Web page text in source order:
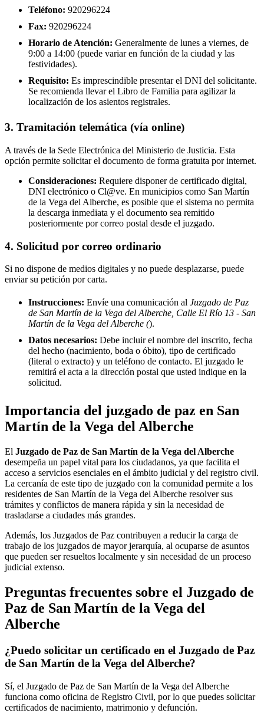
Teléfono: 920296224
Fax: 920296224
Horario de Atención: Generalmente de lunes a viernes, de
9:00 a 14:00 (puede variar en función de la ciudad y las
festividades).
Requisito: Es imprescindible presentar el DNI del solicitante.
Se recomienda llevar el Libro de Familia para agilizar la
localización de los asientos registrales.
3. Tramitación telemática (vía online)
A través de la Sede Electrónica del Ministerio de Justicia. Esta
opción permite solicitar el documento de forma gratuita por internet.
Consideraciones: Requiere disponer de certificado digital,
DNI electrónico o Cl@ve. En municipios como San Martín
de la Vega del Alberche, es posible que el sistema no permita
la descarga inmediata y el documento sea remitido
posteriormente por correo postal desde el juzgado.
4. Solicitud por correo ordinario
Si no dispone de medios digitales y no puede desplazarse, puede
enviar su petición por carta.
Instrucciones: Envíe una comunicación al Juzgado de Paz
de San Martín de la Vega del Alberche, Calle El Río 13 - San
Martín de la Vega del Alberche ().
Datos necesarios: Debe incluir el nombre del inscrito, fecha
del hecho (nacimiento, boda o óbito), tipo de certificado
(literal o extracto) y un teléfono de contacto. El juzgado le
remitirá el acta a la dirección postal que usted indique en la
solicitud.
Importancia del juzgado de paz en San
Martín de la Vega del Alberche
El Juzgado de Paz de San Martín de la Vega del Alberche
desempeña un papel vital para los ciudadanos, ya que facilita el
acceso a servicios esenciales en el ámbito judicial y del registro civil.
La cercanía de este tipo de juzgado con la comunidad permite a los
residentes de San Martín de la Vega del Alberche resolver sus
trámites y conflictos de manera rápida y sin la necesidad de
trasladarse a ciudades más grandes.
Además, los Juzgados de Paz contribuyen a reducir la carga de
trabajo de los juzgados de mayor jerarquía, al ocuparse de asuntos
que pueden ser resueltos localmente y sin necesidad de un proceso
judicial extenso.
Preguntas frecuentes sobre el Juzgado de
Paz de San Martín de la Vega del
Alberche
¿Puedo solicitar un certificado en el Juzgado de Paz
de San Martín de la Vega del Alberche?
Sí, el Juzgado de Paz de San Martín de la Vega del Alberche
funciona como oficina de Registro Civil, por lo que puedes solicitar
certificados de nacimiento, matrimonio y defunción.